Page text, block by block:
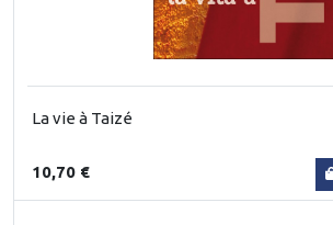
La vie à Taizé
10,70 €